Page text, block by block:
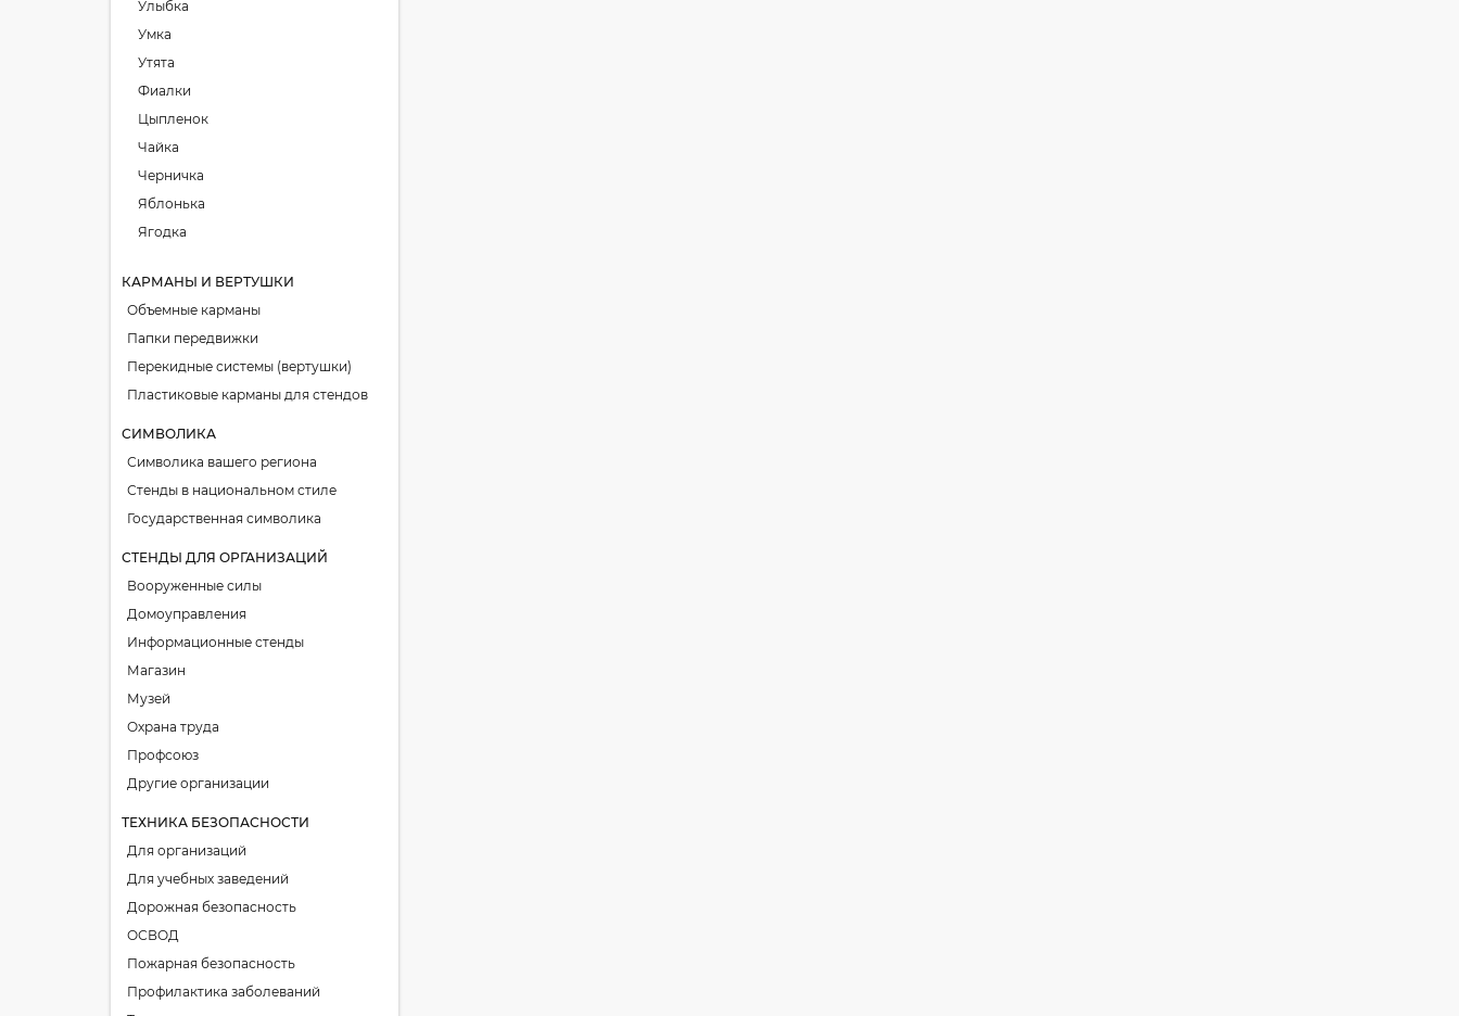
Улыбка
Умка
Утята
Фиалки
Цыпленок
Чайка
Черничка
Яблонька
Ягодка
КАРМАНЫ И ВЕРТУШКИ
Объемные карманы
Папки передвижки
Перекидные системы (вертушки)
Пластиковые карманы для стендов
СИМВОЛИКА
Символика вашего региона
Стенды в национальном стиле
Государственная символика
СТЕНДЫ ДЛЯ ОРГАНИЗАЦИЙ
Вооруженные силы
Домоуправления
Информационные стенды
Магазин
Музей
Охрана труда
Профсоюз
Другие организации
ТЕХНИКА БЕЗОПАСНОСТИ
Для организаций
Для учебных заведений
Дорожная безопасность
ОСВОД
Пожарная безопасность
Профилактика заболеваний